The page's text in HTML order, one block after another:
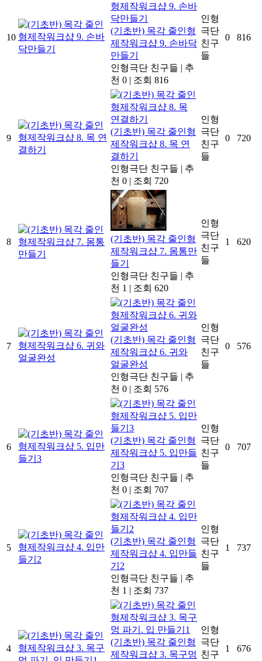
10
(기초반) 목각 줄인형
제작워크샵 9. 손바닥
만들기
인형극단 친구들 | 추
천 0 | 조회 816
인형
극단
친구
들
0 816
9
(기초반) 목각 줄인형
제작워크샵 8. 목 연
결하기
인형극단 친구들 | 추
천 0 | 조회 720
인형
극단
친구
들
0 720
8
(기초반) 목각 줄인형
제작워크샵 7. 몸통만
들기
인형극단 친구들 | 추
천 1 | 조회 620
인형
극단
친구
들
1 620
7
(기초반) 목각 줄인형
제작워크샵 6. 귀와
얼굴완성
인형극단 친구들 | 추
천 0 | 조회 576
인형
극단
친구
들
0 576
6
(기초반) 목각 줄인형
제작워크샵 5. 입만들
기3
인형극단 친구들 | 추
천 0 | 조회 707
인형
극단
친구
들
0 707
5
(기초반) 목각 줄인형
제작워크샵 4. 입만들
기2
인형극단 친구들 | 추
천 1 | 조회 737
인형
극단
친구
들
1 737
4
(기초반) 목각 줄인형
제작워크샵 3. 목구멍
인형
극단
친구
1 676